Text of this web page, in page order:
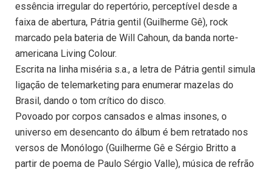
essência irregular do repertório, perceptível desde a
faixa de abertura, Pátria gentil (Guilherme Gê), rock
marcado pela bateria de Will Cahoun, da banda norte-
americana Living Colour.
Escrita na linha miséria s.a., a letra de Pátria gentil simula
ligação de telemarketing para enumerar mazelas do
Brasil, dando o tom crítico do disco.
Povoado por corpos cansados e almas insones, o
universo em desencanto do álbum é bem retratado nos
versos de Monólogo (Guilherme Gê e Sérgio Britto a
partir de poema de Paulo Sérgio Valle), música de refrão